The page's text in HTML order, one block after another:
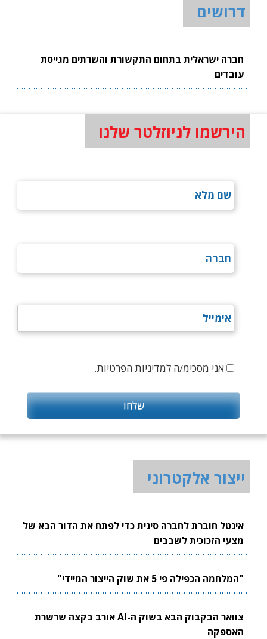
דרושים
חברה ישראלית בתחום התקשורת והשרתים מגייסת
עובדים
הירשמו לניוזלטר שלנו
אני מסכימ/ה למדיניות הפרטיות.
ייצור אלקטרוני
אינטל חוברת לחברה סינית כדי לפתח את הדור הבא של
מצעי הזכוכית לשבבים
"המלחמה הכפילה פי 5 את שוק הייצור המיידי"
צוואר הבקבוק הבא בשוק ה-AI אורב בקצה שרשרת
האספקה